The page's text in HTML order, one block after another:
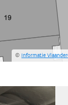
©Informatie